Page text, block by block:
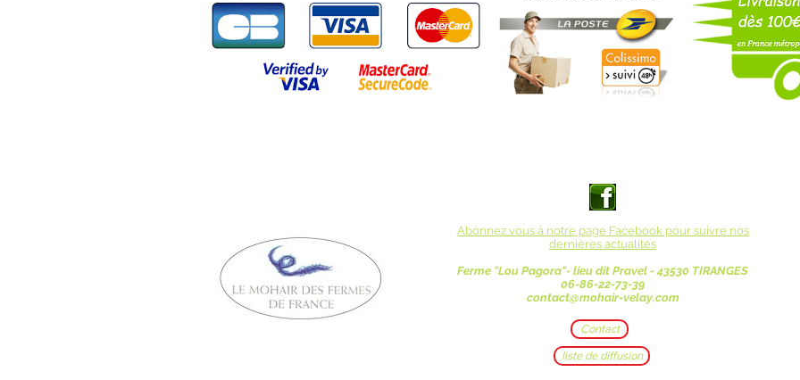
Abonnez vous à notre page Facebook pour suivre nos
dernières actualités
Ferme "Lou Pagora"- lieu dit Pravel - 43530 TIRANGES
06-86-22-73-39
contact@mohair-velay.com
Contact
liste de diffusion